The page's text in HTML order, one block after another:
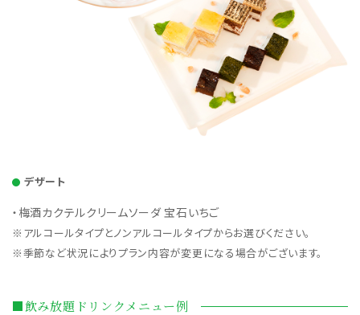
デザート
・梅酒カクテルクリームソーダ 宝石いちご
※アルコールタイプとノンアルコールタイプからお選びください。
※季節など状況によりプラン内容が変更になる場合がございます。
■飲み放題ドリンクメニュー例